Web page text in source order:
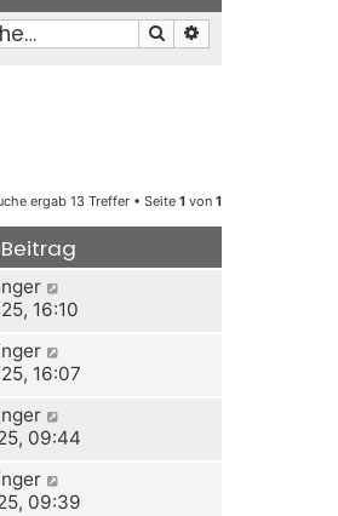
Suche
ergab 13 Treffer • Seite 1 von 1
16:10
16:07
09:44
09:39